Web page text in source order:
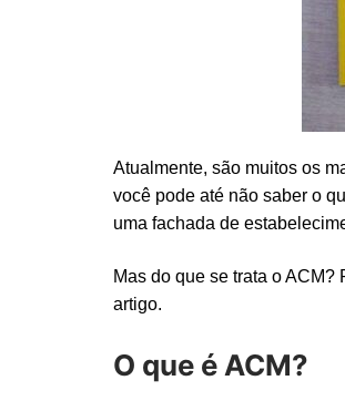
Atualmente, são muitos os
você pode até não saber o
uma fachada de
Mas do que se trata o
artigo.
O que é ACM?